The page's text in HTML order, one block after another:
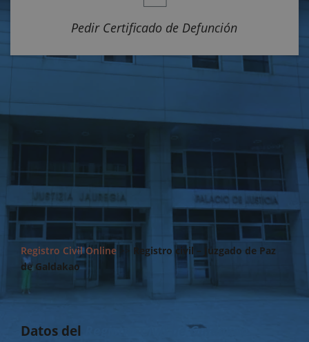
Pedir Certificado de Defunción
Registro Civil Online
Registro civil – Juzgado de Paz
de Galdakao
Datos del Registro Civil de Galdakao